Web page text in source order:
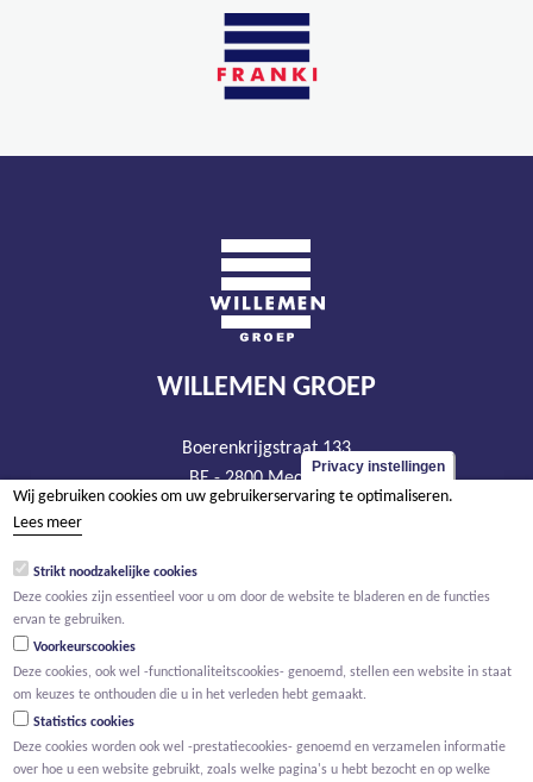
WILLEMEN GROEP
Boerenkrijgstraat 133
BE - 2800 Mechelen
tel +32 15 569 965
BTW BE 0466.256.432
Privacy instellingen
Wij gebruiken cookies om uw gebruikerservaring te optimaliseren.
Lees meer
Strikt noodzakelijke cookies
Deze cookies zijn essentieel voor u om door de website te bladeren en de functies
ervan te gebruiken.
Voorkeurscookies
Deze cookies, ook wel -functionaliteitscookies- genoemd, stellen een website in staat
om keuzes te onthouden die u in het verleden hebt gemaakt.
Statistics cookies
Deze cookies worden ook wel -prestatiecookies- genoemd en verzamelen informatie
over hoe u een website gebruikt, zoals welke pagina's u hebt bezocht en op welke